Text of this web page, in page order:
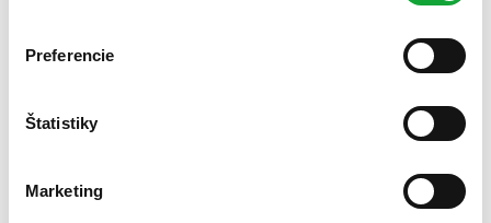
Preferencie
Štatistiky
Marketing